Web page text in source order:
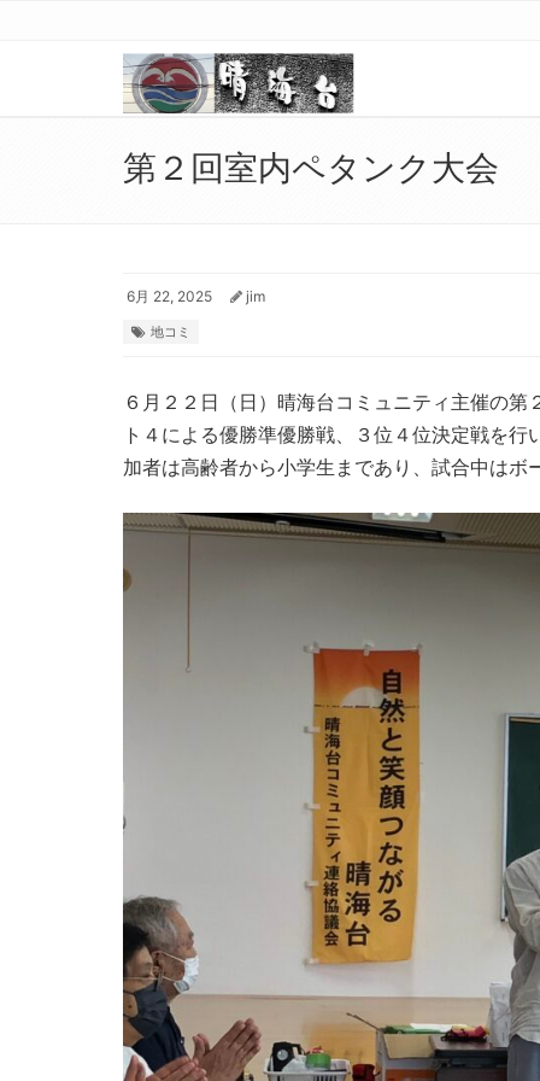
第２回室内ペタンク大会
6月 22, 2025 jim
地コミ
６月２２日（日）晴海台コミュニティ主催の
ト４による優勝準優勝戦、３位４位決定戦を
加者は高齢者から小学生まであり、試合中は